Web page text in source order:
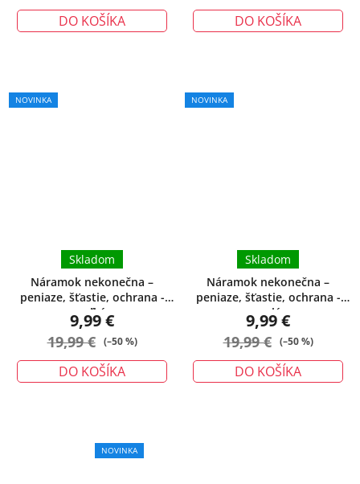
DO KOŠÍKA DO KOŠÍKA
NOVINKA
Náramok nekonečna –
peniaze, šťastie, ochrana -
veľký
Skladom
9,99 €
19,99 € (–50 %)
DO KOŠÍKA
NOVINKA
Náramok nekonečna –
peniaze, šťastie, ochrana -
malý
Skladom
9,99 €
19,99 € (–50 %)
DO KOŠÍKA
NOVINKA